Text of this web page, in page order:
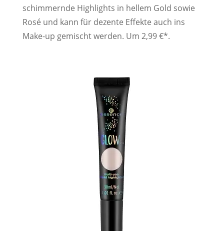
schimmernde Highlights in hellem Gold sowie
Rosé und kann für dezente Effekte auch ins
Make-up gemischt werden. Um 2,99 €*.